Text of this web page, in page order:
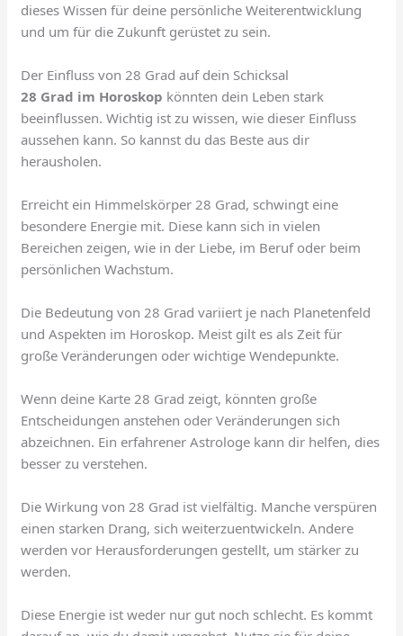
dieses Wissen für deine persönliche Weiterentwicklung
und um für die Zukunft gerüstet zu sein.
Der Einfluss von 28 Grad auf dein Schicksal
28 Grad im Horoskop könnten dein Leben stark
beeinflussen. Wichtig ist zu wissen, wie dieser Einfluss
aussehen kann. So kannst du das Beste aus dir
herausholen.
Erreicht ein Himmelskörper 28 Grad, schwingt eine
besondere Energie mit. Diese kann sich in vielen
Bereichen zeigen, wie in der Liebe, im Beruf oder beim
persönlichen Wachstum.
Die Bedeutung von 28 Grad variiert je nach Planetenfeld
und Aspekten im Horoskop. Meist gilt es als Zeit für
große Veränderungen oder wichtige Wendepunkte.
Wenn deine Karte 28 Grad zeigt, könnten große
Entscheidungen anstehen oder Veränderungen sich
abzeichnen. Ein erfahrener Astrologe kann dir helfen, dies
besser zu verstehen.
Die Wirkung von 28 Grad ist vielfältig. Manche verspüren
einen starken Drang, sich weiterzuentwickeln. Andere
werden vor Herausforderungen gestellt, um stärker zu
werden.
Diese Energie ist weder nur gut noch schlecht. Es kommt